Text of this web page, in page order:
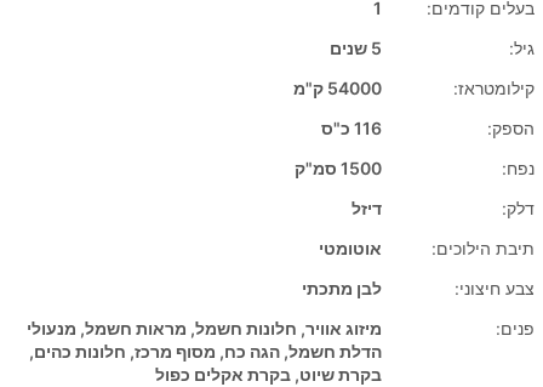
בעלים קודמים:
1
גיל:
5 שנים
קילומטראז:
54000 ק"מ
הספק:
116 כ"ס
נפח:
1500 סמ"ק
דלק:
דיזל
תיבת הילוכים:
אוטומטי
צבע חיצוני:
לבן מתכתי
פנים:
מיזוג אוויר, חלונות חשמל, מראות חשמל, מנעולי
הדלת חשמל, הגה כח, מסוף מרכז, חלונות כהים,
בקרת שיוט, בקרת אקלים כפול